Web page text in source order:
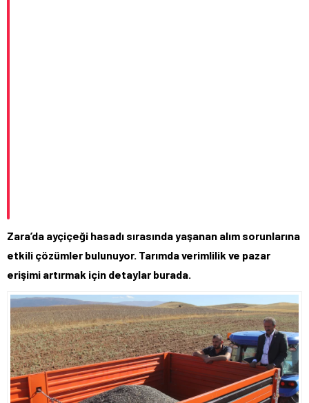
Zara’da ayçiçeği hasadı sırasında yaşanan alım sorunlarına
etkili çözümler bulunuyor. Tarımda verimlilik ve pazar
erişimi artırmak için detaylar burada.